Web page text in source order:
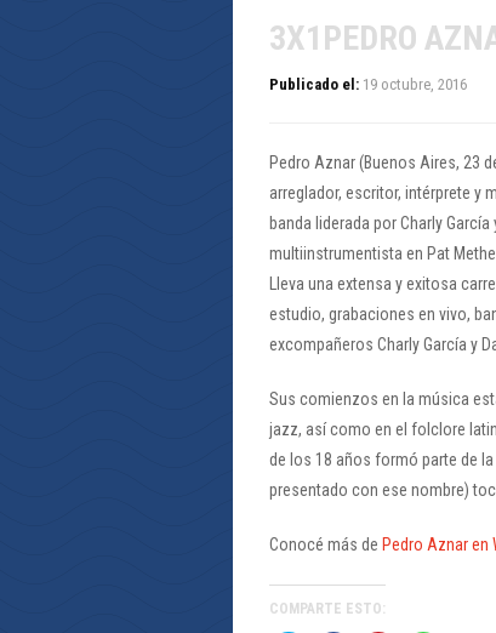
3X1PEDRO
Publicado el: 19 octubre, 2016
Pedro Aznar (Buenos Aires, 23
arreglador, escritor, intérprete y
banda liderada por Charly
multiinstrumentista en Pat
Lleva una extensa y exitosa
estudio, grabaciones en vivo,
excompañeros Charly García y
Sus comienzos en la música
jazz, así como en el folclore
de los 18 años formó parte de
presentado con ese nombre)
Conocé más de Pedro Aznar en
COMPARTE ESTO: